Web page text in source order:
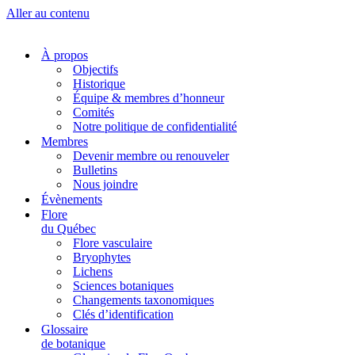
Aller au contenu
À propos
Objectifs
Historique
Équipe & membres d’honneur
Comités
Notre politique de confidentialité
Membres
Devenir membre ou renouveler
Bulletins
Nous joindre
Évènements
Flore
du Québec
Flore vasculaire
Bryophytes
Lichens
Sciences botaniques
Changements taxonomiques
Clés d’identification
Glossaire
de botanique